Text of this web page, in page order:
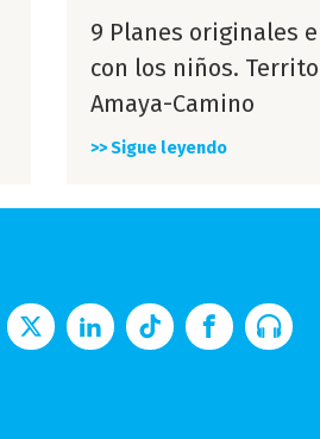
9 Planes originales
con los niños.
Amaya-Camino
>> Sigue leyendo